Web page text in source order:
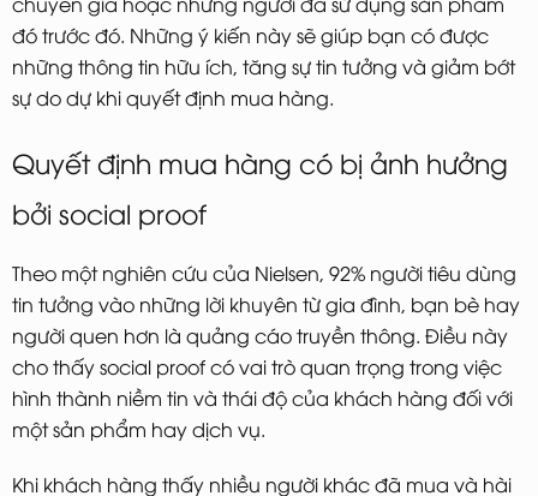
đó trước đó. Những ý kiến này sẽ giúp bạn có được
những thông tin hữu ích, tăng sự tin tưởng và giảm bớt
sự do dự khi quyết định mua hàng.
Quyết định mua hàng có bị ảnh hưởng
bởi social proof
Theo một nghiên cứu của Nielsen, 92% người tiêu dùng
tin tưởng vào những lời khuyên từ gia đình, bạn bè hay
người quen hơn là quảng cáo truyền thông. Điều này
cho thấy social proof có vai trò quan trọng trong việc
hình thành niềm tin và thái độ của khách hàng đối với
một sản phẩm hay dịch vụ.
Khi khách hàng thấy nhiều người khác đã mua và hài